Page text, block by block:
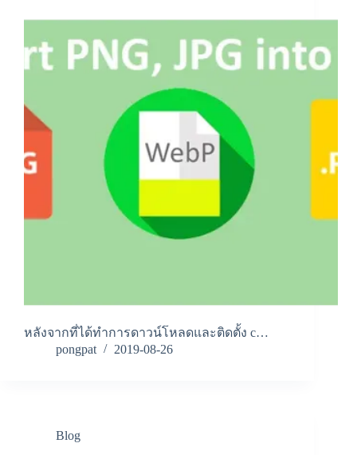
หลังจากที่ได้ทำการดาวน์โหลดและติดตั้ง c…
pongpat
2019-08-26
Blog